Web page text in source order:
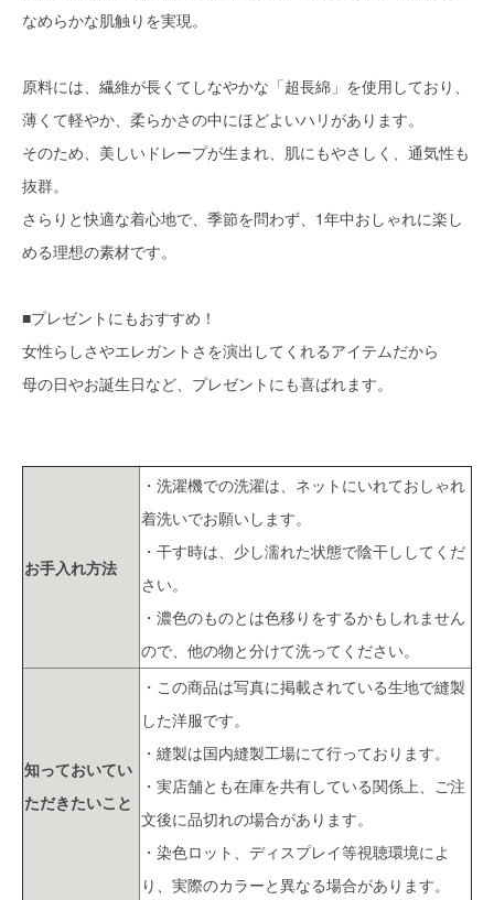
なめらかな肌触りを実現。
原料には、繊維が長くてしなやかな「超長綿」を使用しており、
薄くて軽やか、柔らかさの中にほどよいハリがあります。
そのため、美しいドレープが生まれ、肌にもやさしく、通気性も
抜群。
さらりと快適な着心地で、季節を問わず、1年中おしゃれに楽し
める理想の素材です。
■プレゼントにもおすすめ！
女性らしさやエレガントさを演出してくれるアイテムだから
母の日やお誕生日など、プレゼントにも喜ばれます。
お手入れ方法
・洗濯機での洗濯は、ネットにいれておしゃれ
着洗いでお願いします。
・干す時は、少し濡れた状態で陰干ししてくだ
さい。
・濃色のものとは色移りをするかもしれません
ので、他の物と分けて洗ってください。
知っておいてい
ただきたいこと
・この商品は写真に掲載されている生地で縫製
した洋服です。
・縫製は国内縫製工場にて行っております。
・実店舗とも在庫を共有している関係上、ご注
文後に品切れの場合があります。
・染色ロット、ディスプレイ等視聴環境によ
り、実際のカラーと異なる場合があります。